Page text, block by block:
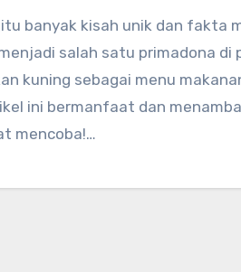
banyak kisah unik dan fakta
salah satu primadona
kuning sebagai menu
ini bermanfaat dan
mencoba!